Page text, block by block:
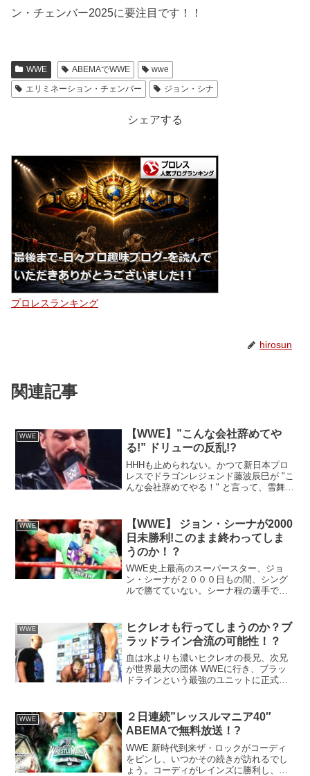
ン・チェンバー2025に要注目です！！
WWE ABEMAでWWE
wwe
エリミネーション・チェンバー
ジョン・シナ
シェアする
プロレスランキング
hirosun
関連記事
WWE
【WWE】”こんな会社辞めてや
る!” ドリューの反乱!?
HHHも止められない。かつて新日本プロ
レスでドラゴンレジェンド藤波辰巳が "こ
んな会社辞めてやる！" と言って、雪舞う
など、鉄板のネタになってます（笑）そ
して、今回、海...
WWE
【WWE】 ジョン・シーナが2000
日未勝利!このまま終わってしま
うのか！？
WWE史上最高のスーパースター、ジョ
ン・シーナが２０００日もの間、シング
ルで勝てていない。シーナ程の選手でも
WWE
ヒクレオも行ってしまうのか？ブ
ラッドライン合流の可能性！？
血は水よりも濃いヒクレオの長兄、次兄
が世界最大の団体 WWEに行き、ブラッ
ドラインという最強のユニットに正式加
ンビで決まったメンバーたちともに、新
日本タッグ戦線を盛り...
WWE
２日連続”レッスルマニア40″
ABEMAで無料放送！?
WWE 新時代到来ザ・ロックがコーディ
をピンし、いつかその続きが訪れるでし
ょう。コーディがレインズに勝利し、遂